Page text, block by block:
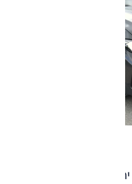
נמסרו יותר מ-16 מיליון יחידות לאורך שבעה דורות